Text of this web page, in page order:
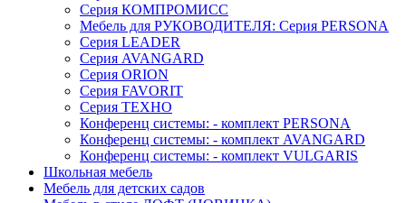
Серия КОМПРОМИСС
Мебель для РУКОВОДИТЕЛЯ: Серия PERSONA
Серия LEADER
Серия AVANGARD
Серия ORION
Серия FAVORIT
Серия ТЕХНО
Конференц системы: - комплект PERSONA
Конференц системы: - комплект AVANGARD
Конференц системы: - комплект VULGARIS
Школьная мебель
Мебель для детских садов